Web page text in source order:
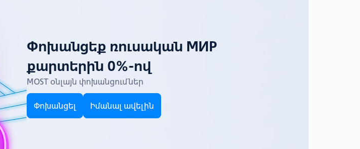
Փոխանցեք ռուսական МИР
քարտերին 0%-ով
MOST օնլայն փոխանցումներ
Փոխանցել Իմանալ ավելին